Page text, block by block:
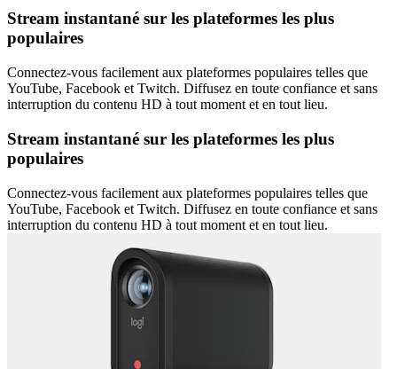
Stream instantané sur les plateformes les plus
populaires
Connectez-vous facilement aux plateformes populaires telles que
YouTube, Facebook et Twitch. Diffusez en toute confiance et sans
interruption du contenu HD à tout moment et en tout lieu.
Stream instantané sur les plateformes les plus
populaires
Connectez-vous facilement aux plateformes populaires telles que
YouTube, Facebook et Twitch. Diffusez en toute confiance et sans
interruption du contenu HD à tout moment et en tout lieu.